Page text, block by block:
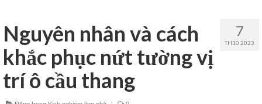
Thiết kế văn phòng
Thiết kế nhà xưởng
Thi công xây dựng
7
TH10 2023
Nguyên nhân và cách
khắc phục nứt tường vị
trí ô cầu thang